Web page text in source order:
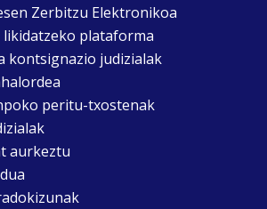
Zerbitzu Elektronikoa
likidatzeko plataforma
kontsignazio judizialak
peritu-txostenak
aurkeztu